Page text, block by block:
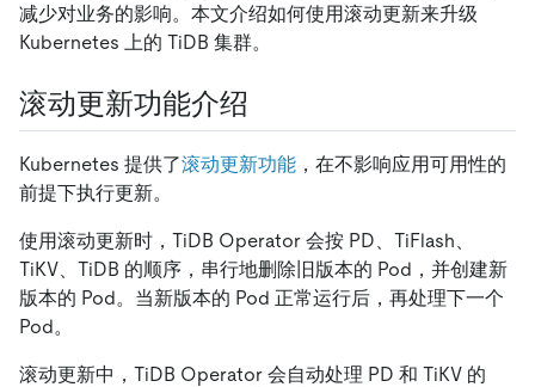
减少对业务的影响。本文介绍如何使用滚动更新来升级
Kubernetes 上的 TiDB 集群。
滚动更新功能介绍
Kubernetes 提供了滚动更新功能 ，在不影响应用可用性的
前提下执行更新。
使用滚动更新时，TiDB Operator 会按 PD、TiFlash、
TiKV、TiDB 的顺序，串行地删除旧版本的 Pod，并创建新
版本的 Pod。当新版本的 Pod 正常运行后，再处理下一个
Pod。
滚动更新中，TiDB Operator 会自动处理 PD 和 TiKV 的